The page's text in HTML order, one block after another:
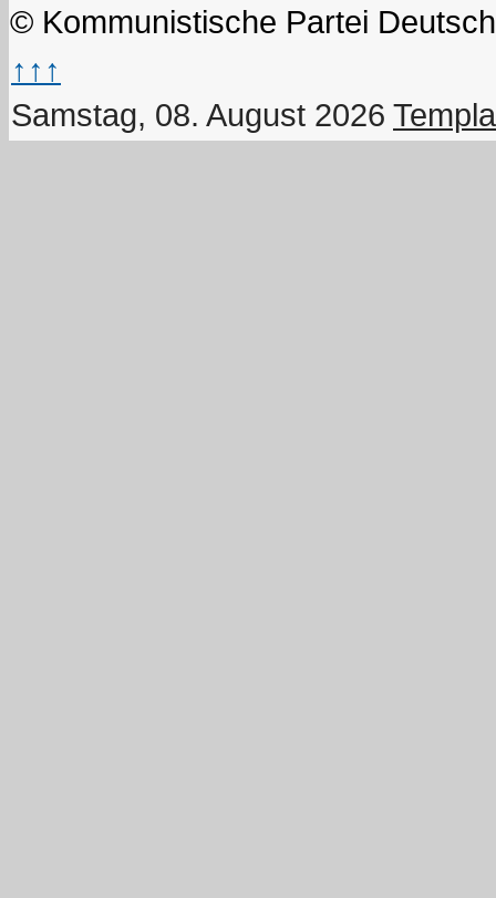
© Kommunistische Partei
↑↑↑
Samstag, 08. August 2026